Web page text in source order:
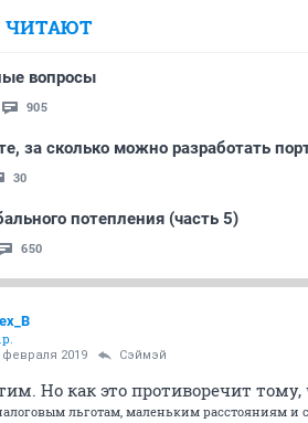
ЧИТАЮТ
вопросы
905
за сколько можно разработать
30
потепления (часть 5)
650
февраля 2019 Сэймэй
Но как это противоречит тому,
льготам, маленьким расстояниям и